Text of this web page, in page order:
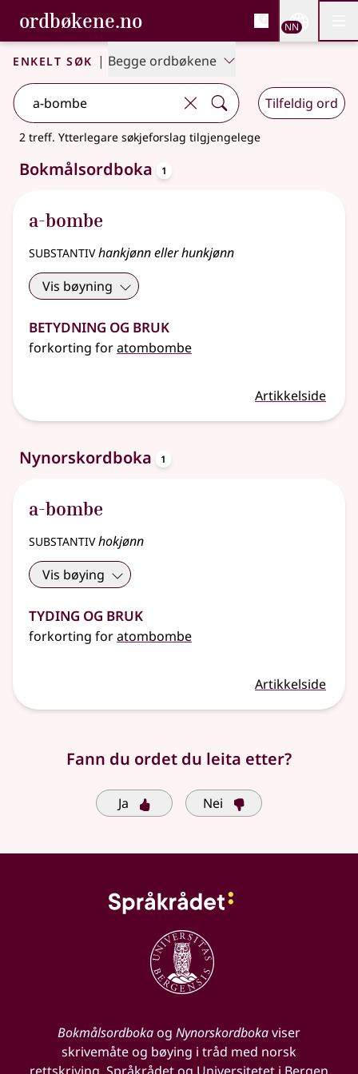
Gå til hovudinnhald
Tilgjenge
ordbøkene.no, Bokmålsordboka og
Bokmålsordboka og Nynorskordboka
NN
Enkelt søk | Begge ordbøkene
Tilfeldig ord
2 treff. Ytterlegare søkjeforslag tilgjengelege
Bokmålsordboka 1
a-bombe
substantivhankjønn eller hunkjønn
Vis bøyning
Betydning og bruk
forkorting foratombombe
Artikkelside
Nynorskordboka 1
a-bombe
substantivhokjønn
Vis bøying
Tyding og bruk
forkorting foratombombe
Artikkelside
Fann du ordet du leita etter?
Ja Nei
Bokmålsordbokaog Nynorskordbokaviser
skrivemåte og bøying i tråd med norsk